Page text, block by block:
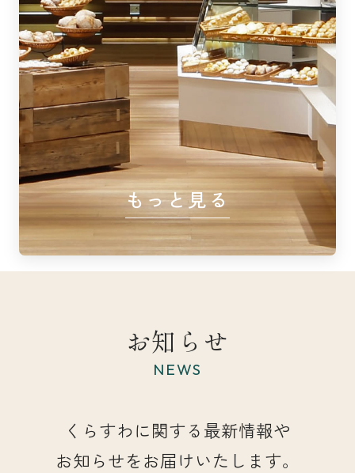
もっと見る
お知らせ
NEWS
くらすわに関する最新情報や
お知らせをお届けいたします。